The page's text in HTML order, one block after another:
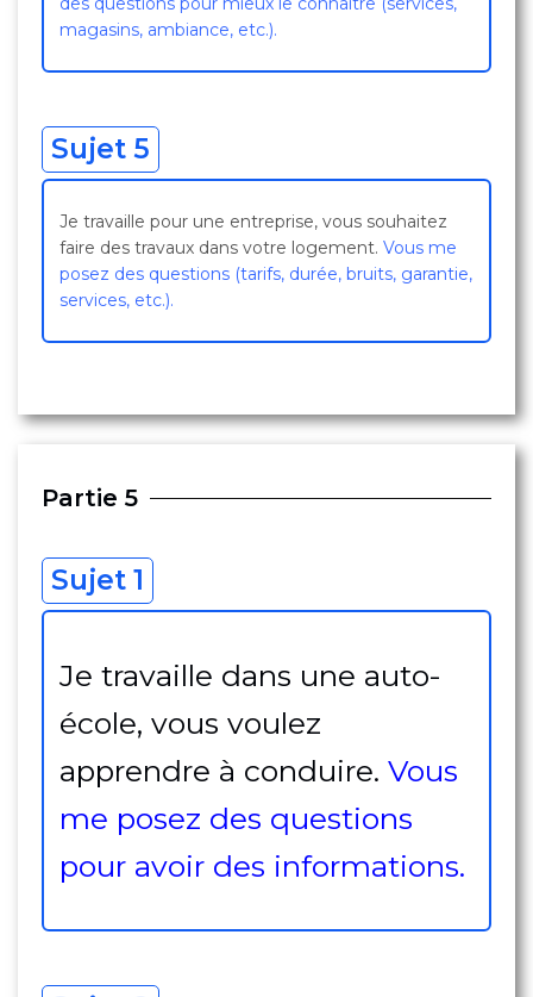
magasins, ambiance, etc.).
Sujet 5
Je travaille pour une entreprise, vous souhaitez
faire des travaux dans votre logement. Vous me
posez des questions (tarifs, durée, bruits, garantie,
services, etc.).
Partie 5
Sujet 1
Je travaille dans une auto-
école, vous voulez
apprendre à conduire. Vous
me posez des questions
pour avoir des informations.